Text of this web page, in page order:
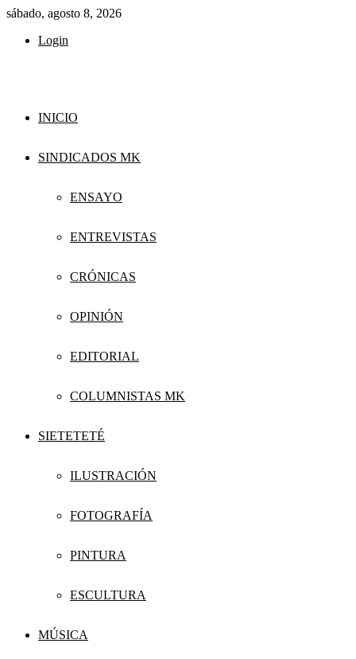
sábado, agosto 8, 2026
Login
INICIO
SINDICADOS MK
ENSAYO
ENTREVISTAS
CRÓNICAS
OPINIÓN
EDITORIAL
COLUMNISTAS MK
SIETETETÉ
ILUSTRACIÓN
FOTOGRAFÍA
PINTURA
ESCULTURA
MÚSICA